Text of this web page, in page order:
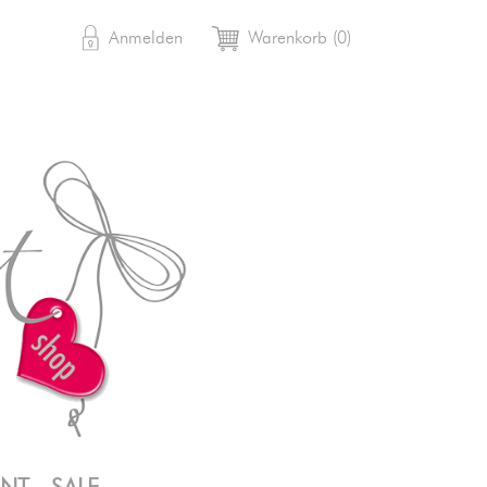
 Anmelden shopping_cart Warenkorb (0)